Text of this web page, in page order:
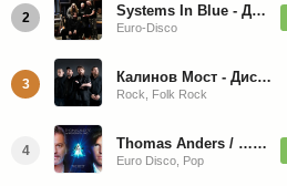
2 Systems In Blue - Дискография (2020-2026)
Euro-Disco
3 Калинов Мост - Дискография (1986-2026)
Rock, Folk Rock
4 Thomas Anders / … Sings Modern Talking: The Best hi-res
Euro Disco, Pop